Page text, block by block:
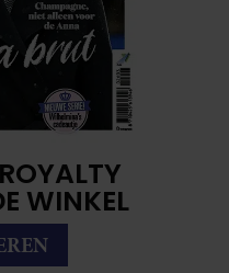
WINKEL